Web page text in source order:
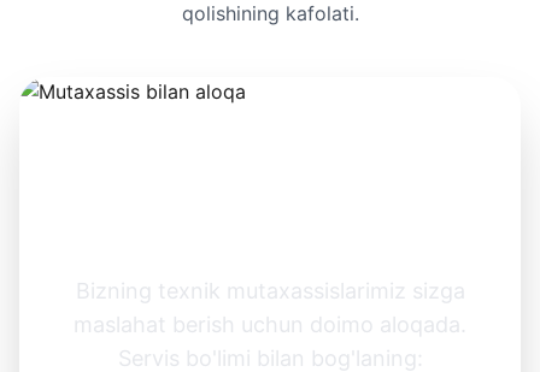
qolishining kafolati.
Bizning texnik mutaxassislarimiz sizga
maslahat berish uchun doimo aloqada.
Servis bo'limi bilan bog'laning: